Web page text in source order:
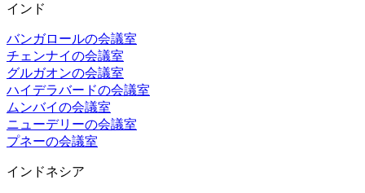
インド
バンガロールの会議室
チェンナイの会議室
グルガオンの会議室
ハイデラバードの会議室
ムンバイの会議室
ニューデリーの会議室
プネーの会議室
インドネシア